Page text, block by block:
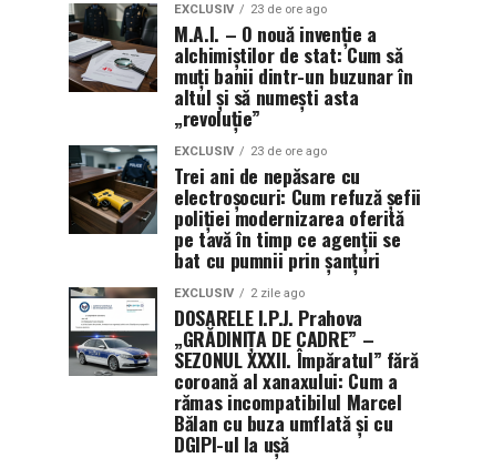
EXCLUSIV 23 de ore ago
M.A.I. – O nouă invenție a
alchimiștilor de stat: Cum să
muți banii dintr-un buzunar în
altul și să numești asta
„revoluție”
EXCLUSIV 23 de ore ago
Trei ani de nepăsare cu
electroșocuri: Cum refuză șefii
poliției modernizarea oferită
pe tavă în timp ce agenții se
bat cu pumnii prin șanțuri
EXCLUSIV 2 zile ago
DOSARELE I.P.J. Prahova
„GRĂDINIȚA DE CADRE” –
SEZONUL XXXII. Împăratul” fără
coroană al xanaxului: Cum a
rămas incompatibilul Marcel
Bălan cu buza umflată și cu
DGIPI-ul la ușă